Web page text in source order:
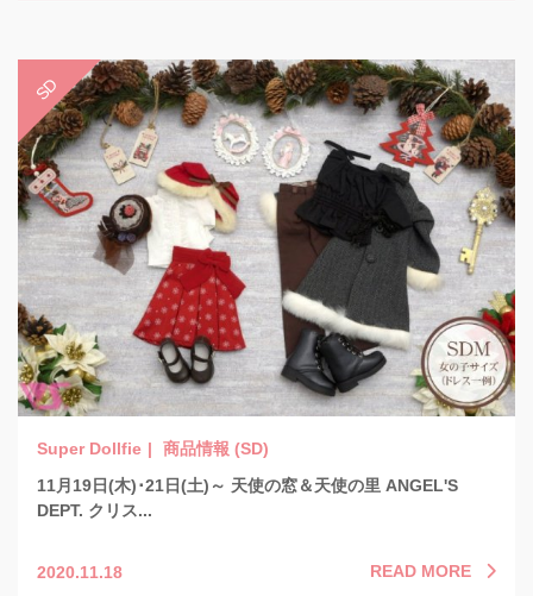
商品情報 (SD)
11月19日(木)･21日(土)～ 天使の窓＆天使の里 ANGEL'S
DEPT. クリス...
2020.11.18 READ MORE